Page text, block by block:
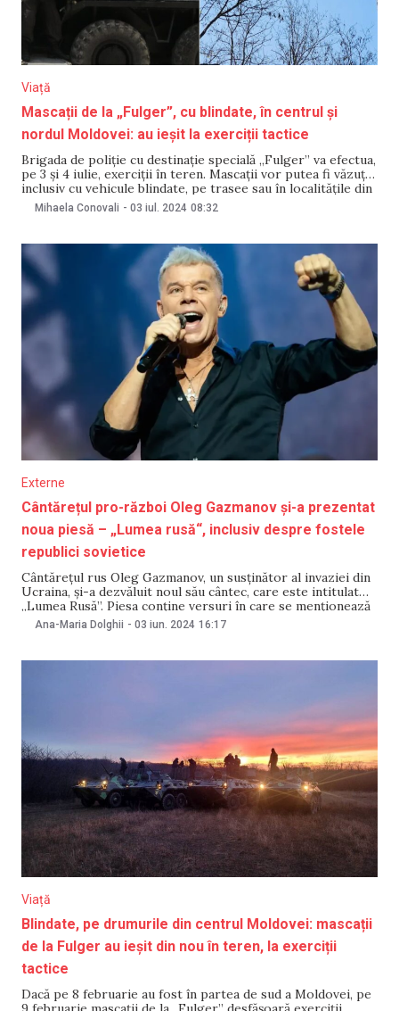
Viață
Mascații de la „Fulger”, cu blindate, în centrul și
nordul Moldovei: au ieșit la exerciții tactice
Brigada de poliţie cu destinaţie specială „Fulger” va efectua,
pe 3 și 4 iulie, exerciții în teren. Mascații vor putea fi văzuți,
inclusiv cu vehicule blindate, pe trasee sau în localitățile din
centrul și nordul țării. Oamenii legii au atenționat că
Mihaela Conovali - 03 iul. 2024 08:32
Externe
Cântărețul pro-război Oleg Gazmanov și-a prezentat
noua piesă – „Lumea rusă“, inclusiv despre fostele
republici sovietice
Cântărețul rus Oleg Gazmanov, un susținător al invaziei din
Ucraina, și-a dezvăluit noul său cântec, care este intitulat
„Lumea Rusă”. Piesa conține versuri în care se menționează
că fostele republici sovietice sunt „parte a patriei”, iar cei
care „jignesc” rușii sunt amenințați cu sosirea blindatelor,
Ana-Maria Dolghii - 03 iun. 2024 16:17
Viață
Blindate, pe drumurile din centrul Moldovei: mascații
de la Fulger au ieșit din nou în teren, la exerciții
tactice
Dacă pe 8 februarie au fost în partea de sud a Moldovei, pe